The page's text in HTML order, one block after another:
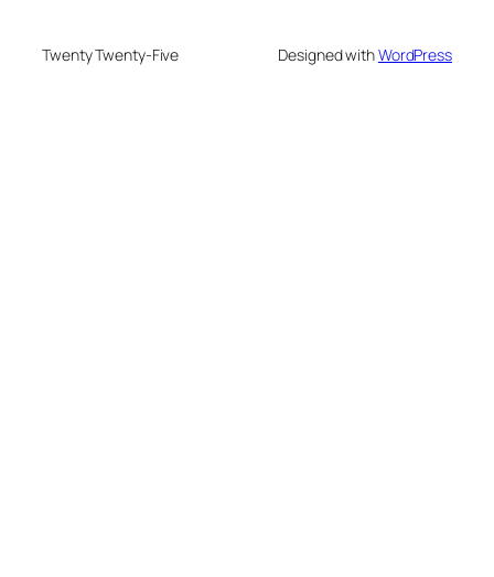
Twenty Twenty-Five Designed withWordPress